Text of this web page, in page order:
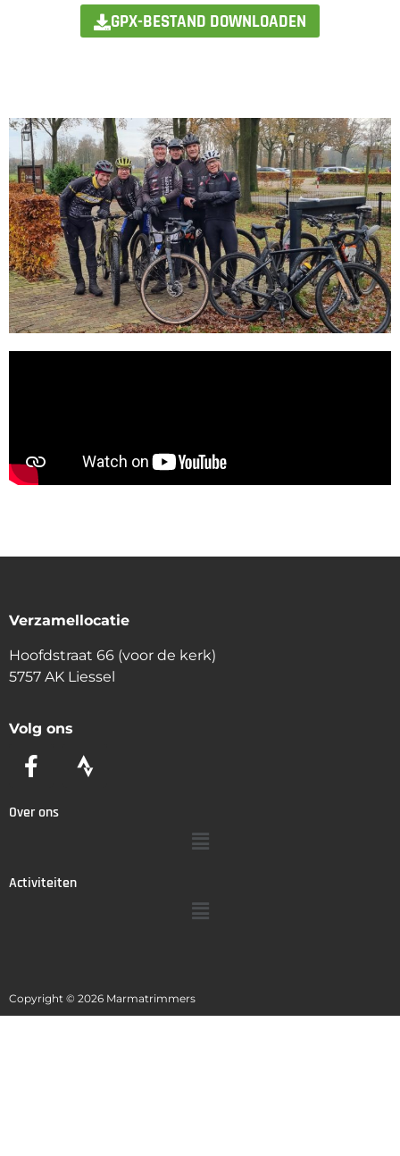
GPX-BESTAND DOWNLOADEN
Verzamellocatie
Hoofdstraat 66 (voor de kerk)
5757 AK Liessel
Volg ons
Over ons
Activiteiten
Copyright © 2026 Marmatrimmers